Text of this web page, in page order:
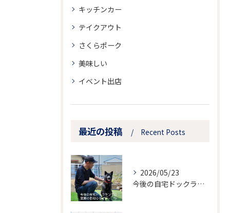
キッチンカー
テイクアウト
さくらポーク
美味しい
イベント出店
最近の投稿 Recent Posts
2026/05/23
今後の自宅ドックランでの営業のお知らせ